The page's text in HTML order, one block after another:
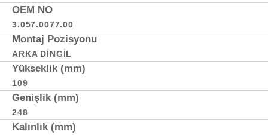
OEM NO
3.057.0077.00
Montaj Pozisyonu
ARKA DINGIL
Yükseklik (mm)
109
Genişlik (mm)
248
Kalınlık (mm)